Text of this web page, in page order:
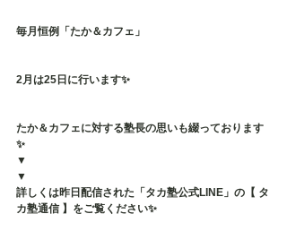
毎月恒例「たか＆カフェ」
2月は25日に行います✨
たか＆カフェに対する塾長の思いも綴っております
✨
▼
▼
詳しくは昨日配信された「タカ塾公式LINE」の【 タ
カ塾通信 】をご覧ください✨